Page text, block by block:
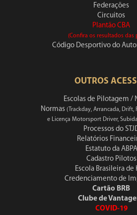
Federações
Circuitos
Plantão CBA
(Confira os resultados das
Código Desportivo do
OUTROS
Escolas de Pilotagem /
Normas (Trackday, Arrancada, Drift,
e Licença Motorsport Driver,
Processos do
Relatórios
Estatuto da ABPA
Cadastro Pilotos
Escola Brasileira de
Credenciamento de
Cartão BRB
Clube de
COVID-19